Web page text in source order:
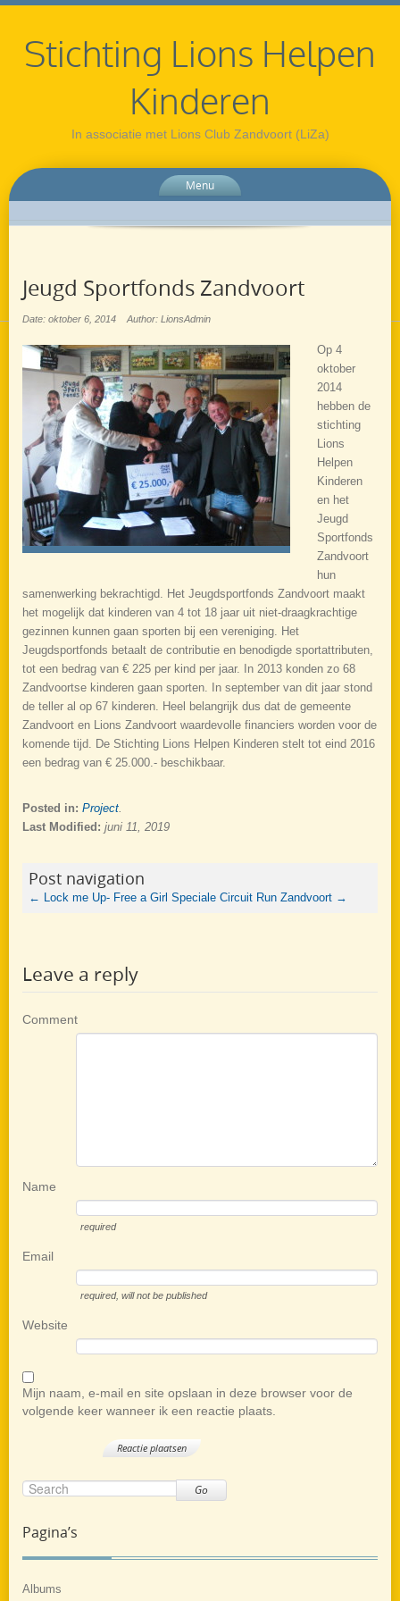
Stichting Lions Helpen
Kinderen
In associatie met Lions Club Zandvoort (LiZa)
Menu
Jeugd Sportfonds Zandvoort
Date: oktober 6, 2014 Author: LionsAdmin
Op 4
oktober
2014
hebben de
stichting
Lions
Helpen
Kinderen
en het
Jeugd
Sportfonds
Zandvoort
hun
samenwerking bekrachtigd. Het Jeugdsportfonds Zandvoort maakt
het mogelijk dat kinderen van 4 tot 18 jaar uit niet-draagkrachtige
gezinnen kunnen gaan sporten bij een vereniging. Het
Jeugdsportfonds betaalt de contributie en benodigde sportattributen,
tot een bedrag van € 225 per kind per jaar. In 2013 konden zo 68
Zandvoortse kinderen gaan sporten. In september van dit jaar stond
de teller al op 67 kinderen. Heel belangrijk dus dat de gemeente
Zandvoort en Lions Zandvoort waardevolle financiers worden voor de
komende tijd. De Stichting Lions Helpen Kinderen stelt tot eind 2016
een bedrag van € 25.000.- beschikbaar.
Posted in: Project.
Last Modified: juni 11, 2019
Post navigation
← Lock me Up- Free a Girl Speciale Circuit Run Zandvoort →
Leave a reply
Comment
Name
required
Email
required, will not be published
Website
Mijn naam, e-mail en site opslaan in deze browser voor de
volgende keer wanneer ik een reactie plaats.
Go
Pagina’s
Albums